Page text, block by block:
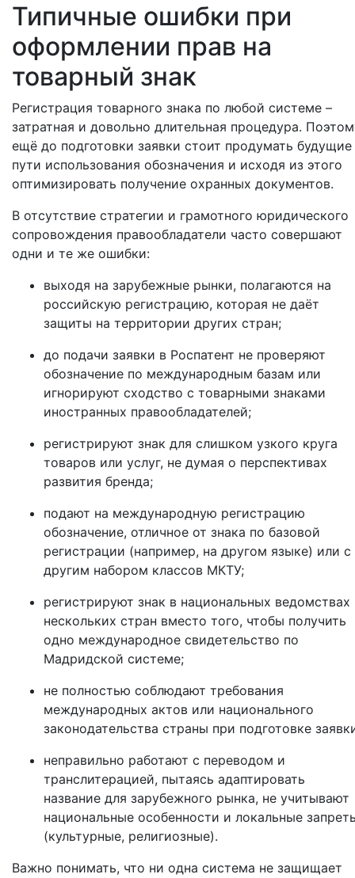
Типичные ошибки при
оформлении прав на
товарный знак
Регистрация товарного знака по любой системе –
затратная и довольно длительная процедура.
ещё до подготовки заявки стоит продумать будущие
пути использования обозначения и исходя из этого
оптимизировать получение охранных документов.
В отсутствие стратегии и грамотного юридического
сопровождения правообладатели часто совершают
одни и те же ошибки:
выходя на зарубежные рынки, полагаются на
российскую регистрацию, которая не даёт
защиты на территории других стран;
до подачи заявки в Роспатент не проверяют
обозначение по международным базам или
игнорируют сходство с товарными знаками
иностранных правообладателей;
регистрируют знак для слишком узкого круга
товаров или услуг, не думая о перспективах
развития бренда;
подают на международную регистрацию
обозначение, отличное от знака по базовой
регистрации (например, на другом языке) или с
другим набором классов МКТУ;
регистрируют знак в национальных ведомствах
нескольких стран вместо того, чтобы получить
одно международное свидетельство по
Мадридской системе;
не полностью соблюдают требования
международных актов или национального
законодательства страны при подготовке
неправильно работают с переводом и
транслитерацией, пытаясь адаптировать
название для зарубежного рынка, не учитывают
национальные особенности и локальные
(культурные, религиозные).
Важно понимать, что ни одна система не защищает